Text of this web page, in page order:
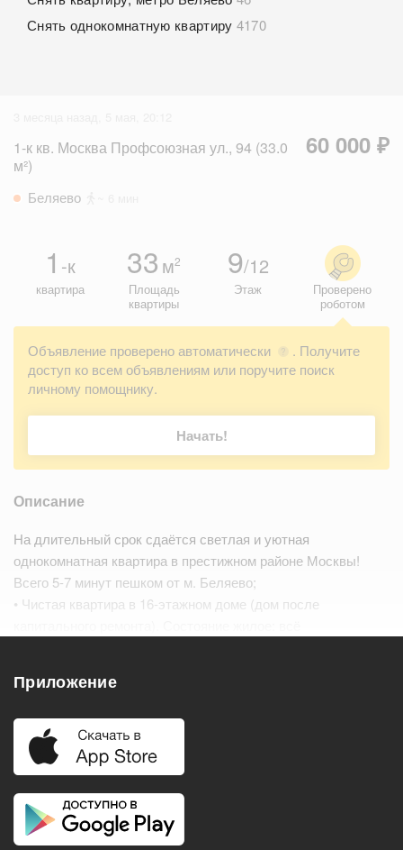
Снять однокомнатную квартиру 4170
1-к кв. Москва Профсоюзная ул., 94 (33.0
м²)
60 000 ₽
Беляево
1 -к
квартира
33 м2
Площадь
квартиры
9/12
Этаж
Проверено
роботом
Объявление проверено автоматически ?
. Получите
доступ ко всем объявлениям или поручите поиск
личному помощнику.
Начать!
Описание
На длительный срок сдаётся светлая и уютная
однокомнатная квартира в престижном районе Москвы!
Всего 5-7 минут пешком от м. Беляево;
• Чистая квартира в 16-этажном доме (дом после
Удобства
Балкон
Телевизор
Приложение